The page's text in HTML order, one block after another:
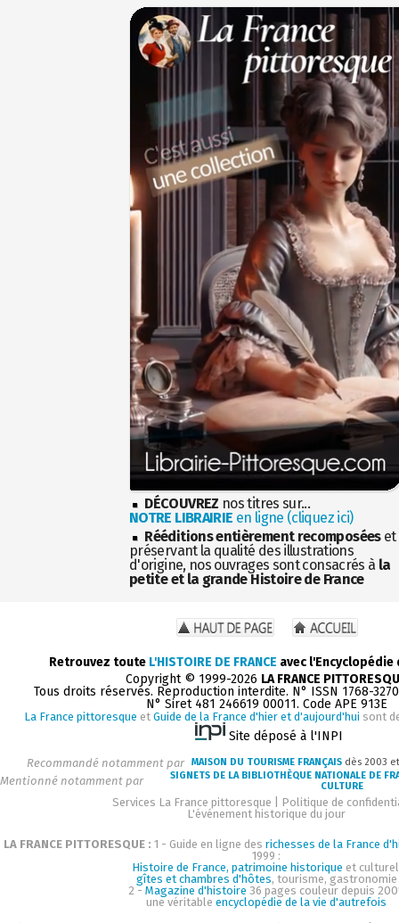
DÉCOUVREZ nos titres sur...
NOTRE LIBRAIRIE en ligne (cliquez ici)
Rééditions entièrement recomposéeset
préservant la qualité des illustrations
d'origine, nos ouvrages sont consacrés à la
petite et la grande Histoire de France
Retrouvez toute L'HISTOIRE DE FRANCE avec
Copyright © 1999-2026 LA FRANCE
Tous droits réservés. Reproduction interdite. N° ISSN 1768-
N° Siret 481 246619 00011. Code APE 913E
La France pittoresque et Guide de la France d'hier et d'aujourd'hui sont
Site déposé à l'INPI
Recommandé notamment par MAISON DU TOURISME FRANÇAIS dès 2003
Mentionné notamment par
SIGNETS DE LA BIBLIOTHÈQUE NATIONALE DE
CULTURE
Services La France pittoresque
Politique de
L'événement historique du jour
LA FRANCE PITTORESQUE : 1 - Guide en ligne des richesses de la France
1999 :
Histoire de France, patrimoine historique et
gîtes et chambres d'hôtes, tourisme, gastronomie
2 - Magazine d'histoire 36 pages couleur depuis
une véritableencyclopédie de la vie d'autrefois